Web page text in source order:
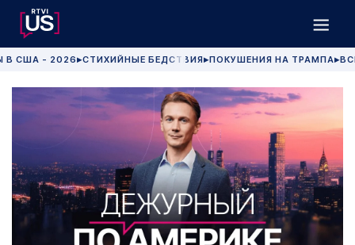
В США - 2026 ▶СТИХИЙНЫЕ БЕДСТВИЯ▶ПОКУШЕНИЯ НА ТРАМПА▶